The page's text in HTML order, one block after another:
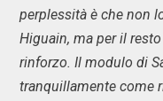
perplessità è che non
Higuain, ma per il
rinforzo. Il modulo di
tranquillamente come